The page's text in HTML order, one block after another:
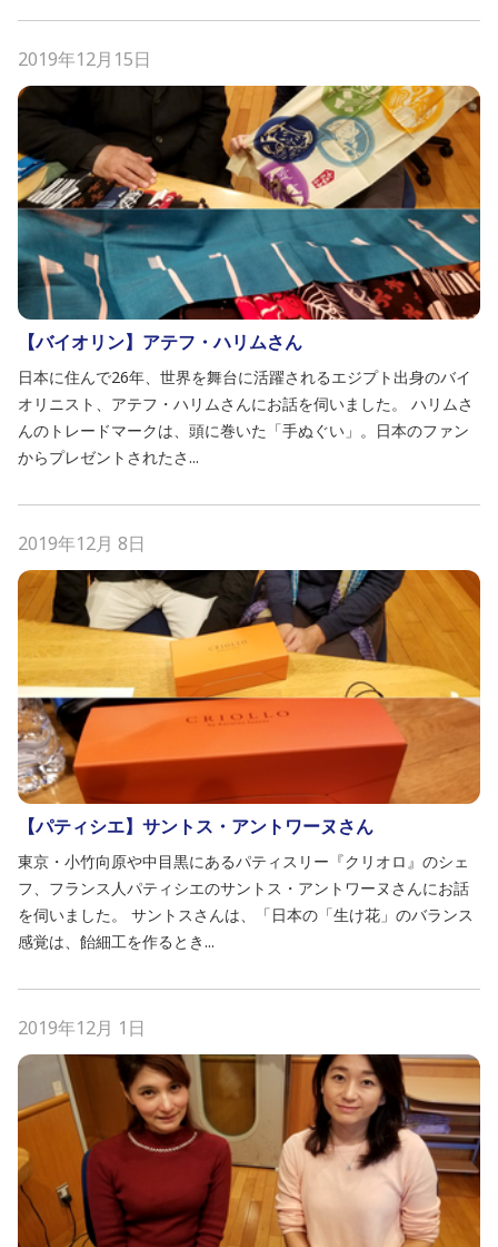
2019年12月15日
【バイオリン】アテフ・ハリムさん
日本に住んで26年、世界を舞台に活躍されるエジプト出身のバイ
オリニスト、アテフ・ハリムさんにお話を伺いました。 ハリムさ
んのトレードマークは、頭に巻いた「手ぬぐい」。日本のファン
からプレゼントされたさ...
2019年12月 8日
【パティシエ】サントス・アントワーヌさん
東京・小竹向原や中目黒にあるパティスリー『クリオロ』のシェ
フ、フランス人パティシエのサントス・アントワーヌさんにお話
を伺いました。 サントスさんは、「日本の「生け花」のバランス
感覚は、飴細工を作るとき...
2019年12月 1日